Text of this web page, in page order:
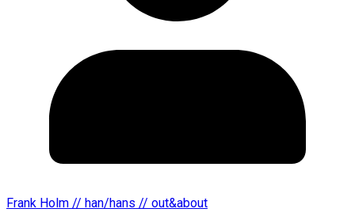
Frank Holm // han/hans // out&about